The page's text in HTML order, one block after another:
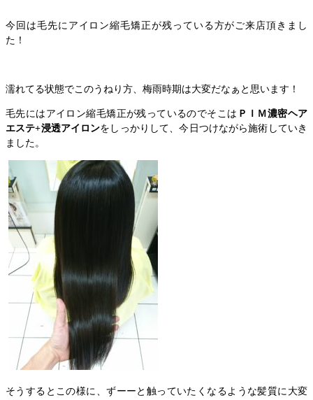
今回は毛先にアイロン縮毛矯正が残っている方がご来店頂きまし
た！
濡れてる状態でこのうねり方、梅雨時期は大変だなぁと思います！
毛先にはアイロン縮毛矯正が残っているのでそこは ＰＩＭ濃密ヘア
エステ+浸透アイロンをしっかりして、今日つけながら施術していき
ました。
そうするとこの様に、ずーーと触っていたくなるような髪質に大変